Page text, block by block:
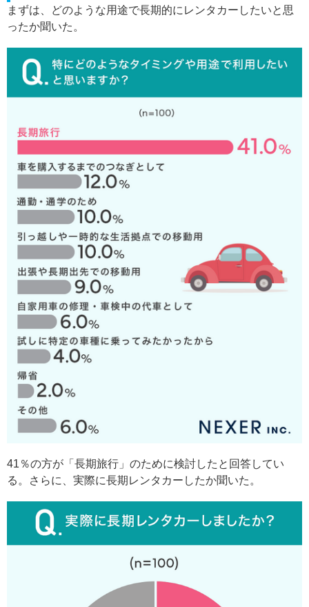
まずは、どのような用途で長期的にレンタカーしたいと思
ったか聞いた。
41％の方が「長期旅行」のために検討したと回答してい
る。さらに、実際に長期レンタカーしたか聞いた。